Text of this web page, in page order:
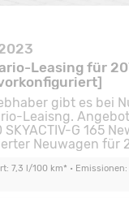
Leasing für
gibt es bei
Leaisng.
SKYACTIV-G 165
Neuwagen für
7,3 l/100 km* •